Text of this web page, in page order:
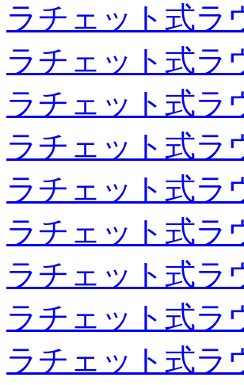
ラチェット式ラ
ラチェット式ラ
ラチェット式ラ
ラチェット式ラ
ラチェット式ラ
ラチェット式ラ
ラチェット式ラ
ラチェット式ラ
ラチェット式ラ